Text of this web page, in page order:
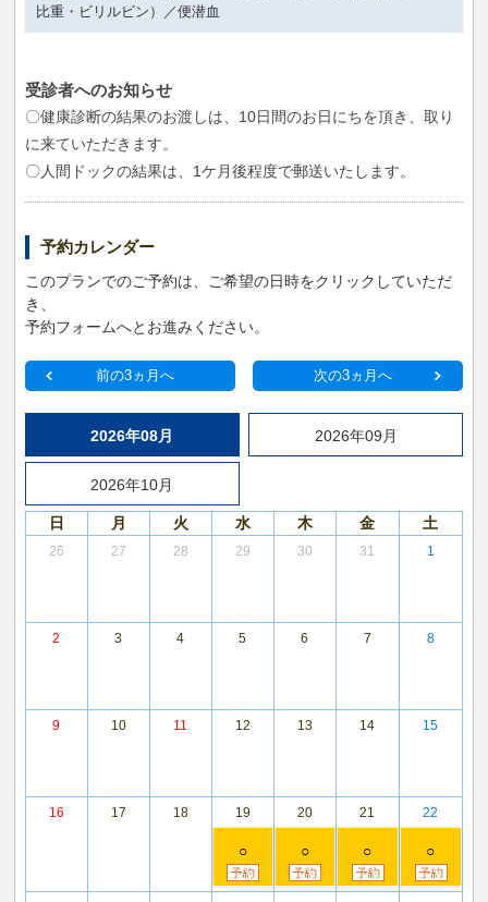
比重・ビリルビン）／便潜血
受診者へのお知らせ
〇健康診断の結果のお渡しは、10日間のお日にちを頂き、取り
に来ていただきます。
〇人間ドックの結果は、1ケ月後程度で郵送いたします。
予約カレンダー
このプランでのご予約は、ご希望の日時をクリックしていただ
き、
予約フォームへとお進みください。
前の3ヵ月へ 次の3ヵ月へ
2026年08月 2026年09月
2026年10月
日 月 火 水 木 金 土
26 27 28 29 30 31 1
2 3 4 5 6 7 8
9 10 11 12 13 14 15
16 17 18 19
○
20
○
21
○
22
○